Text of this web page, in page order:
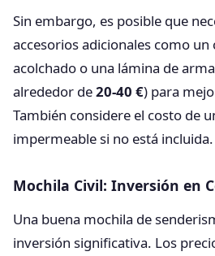
Sin embargo, es posible que
accesorios adicionales como
acolchado o una lámina de
alrededor de20-40 €) para
También considere el costo de
impermeable si no está incluida.
Mochila Civil: Inversión en
Una buena mochila de
inversión significativa. Los